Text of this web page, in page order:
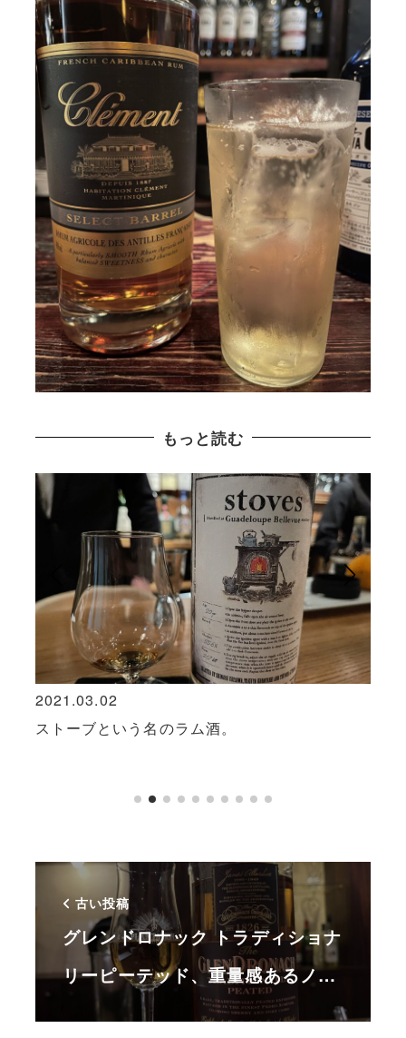
もっと読む
2021.03.02
ストーブという名のラム酒。
古い投稿
グレンドロナック トラディショナ
リーピーテッド、重量感あるノ…